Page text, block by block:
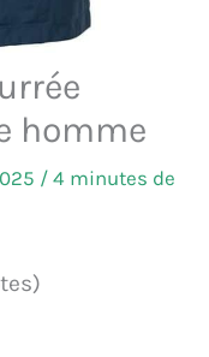
homme
/ 4 minutes de